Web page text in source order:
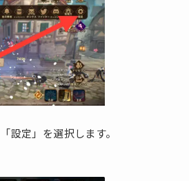
設定」を選択します。